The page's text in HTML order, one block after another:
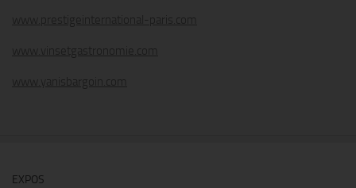
www.prestigeinternational-paris.com
www.vinsetgastronomie.com
www.yanisbargoin.com
EXPOS